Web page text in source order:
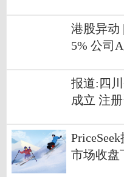
港股异动
5% 公司
报道:四
成立 注
市场收盘